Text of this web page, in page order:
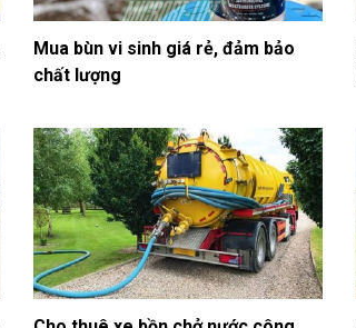
Mua bùn vi sinh giá rẻ, đảm bảo
chất lượng